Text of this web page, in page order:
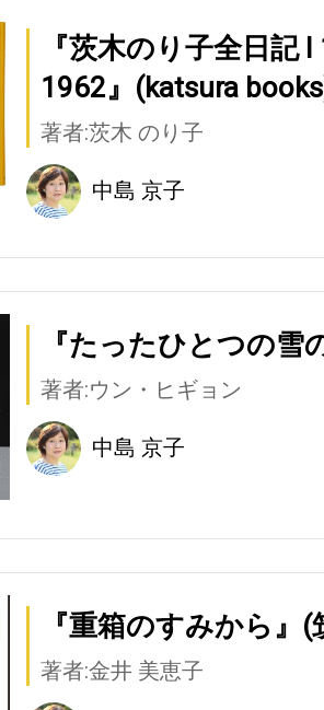
『茨木のり子全日記
1962』(katsura
著者:茨木 のり子
中島 京子
『たったひとつの雪
著者:ウン・ヒギョン
中島 京子
『重箱のすみから』
著者:金井 美恵子